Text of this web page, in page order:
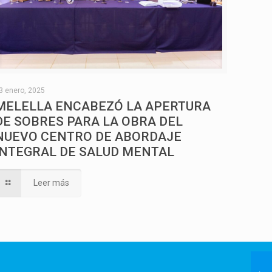
el
enero, 2025
ENCABEZÓ LA APERTURA
SOBRES PARA LA OBRA DEL
CENTRO DE ABORDAJE
DE SALUD MENTAL
Leer más